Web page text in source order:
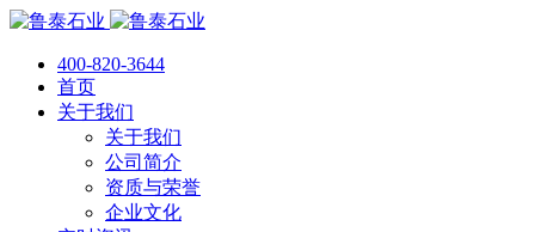
400-820-3644
首页
关于我们
关于我们
公司简介
资质与荣誉
企业文化